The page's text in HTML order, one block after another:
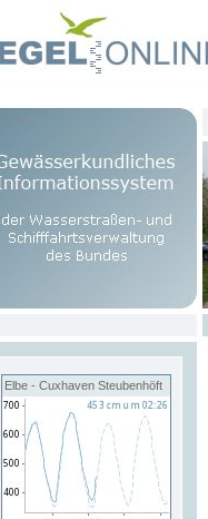
Elbe - Cuxhaven Steubenhöft